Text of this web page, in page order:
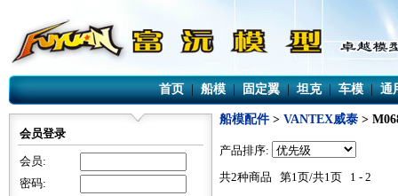
首页|船模|固定翼|坦克|车模 |通
会员登录
会员:
密码:
船模配件> VANTEX威泰 >
产品排序:
共2种商品 第1页/共1页 1 - 2